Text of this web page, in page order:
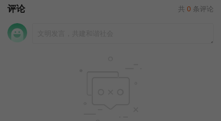
评论 共 0 条评论